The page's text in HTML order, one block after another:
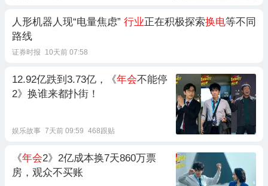
人形机器人现“电量焦虑” 行业 正在积极探索换电等不同
路线
证券时报 10天前 07:58
12.92亿跌到3.73亿，《年会不能停
2》换谁来都扑街！
娱乐故事 7天前 09:59 468跟贴
《年会2》2亿成本换7天860万票
房，观众不买账